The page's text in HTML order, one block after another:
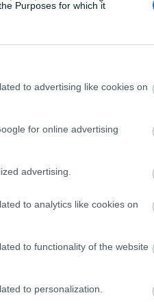
Purposes for which it
to advertising like cookies on
for online advertising
advertising.
to analytics like cookies on
to functionality of the website
to personalization.
στην ατζέντα της μέρας
να πας μια μονοήμερη
ένα look σύμφωνα με
διάθεσή
με τη διάθεση,
μας κάνουν να
συναισθήματα σε
που θα ντυθείς δώσε